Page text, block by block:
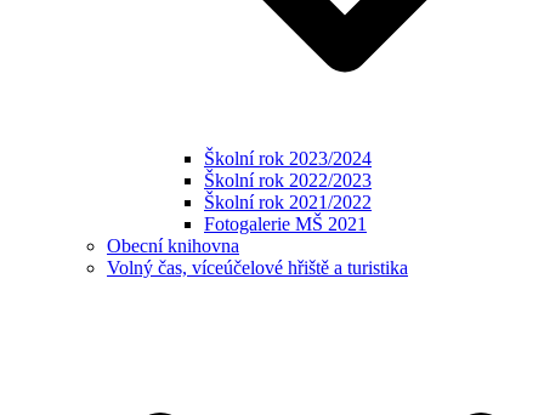
Školní rok 2023/2024
Školní rok 2022/2023
Školní rok 2021/2022
Fotogalerie MŠ 2021
Obecní knihovna
Volný čas, víceúčelové hřiště a turistika